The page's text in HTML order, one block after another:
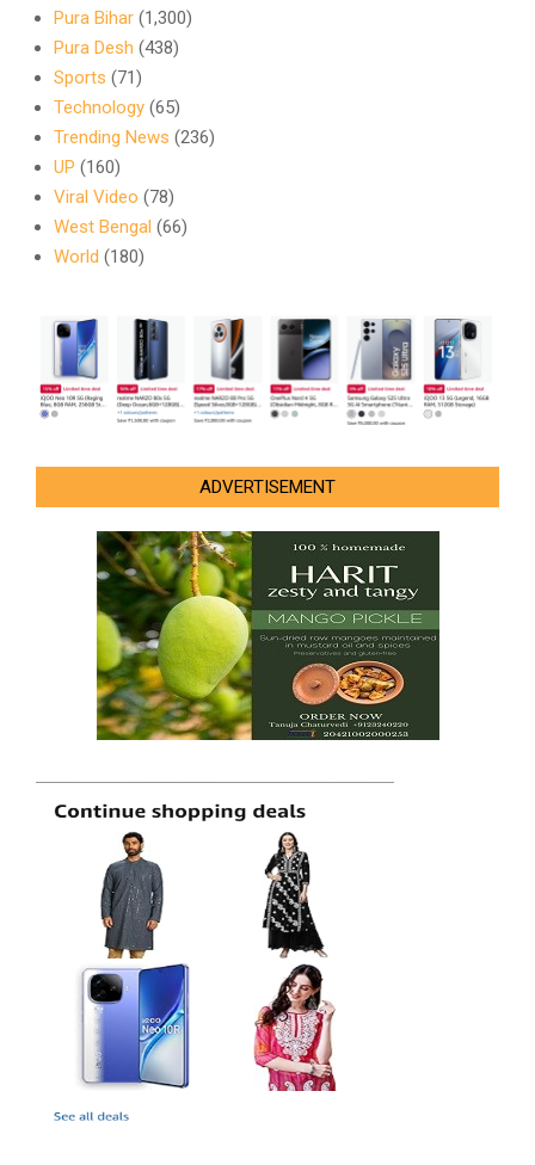
Pura Bihar (1,300)
Pura Desh (438)
Sports (71)
Technology (65)
Trending News (236)
UP (160)
Viral Video (78)
West Bengal (66)
World (180)
ADVERTISEMENT